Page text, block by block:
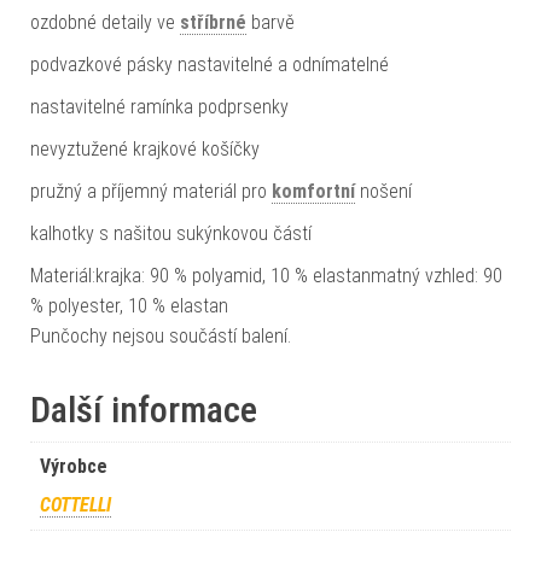
ozdobné detaily ve stříbrné barvě
podvazkové pásky nastavitelné a odnímatelné
nastavitelné ramínka podprsenky
nevyztužené krajkové košíčky
pružný a příjemný materiál pro komfortnínošení
kalhotky s našitou sukýnkovou částí
Materiál:krajka: 90 % polyamid, 10 % elastanmatný vzhled: 90
% polyester, 10 % elastan
Punčochy nejsou součástí balení.
Další informace
Výrobce
COTTELLI